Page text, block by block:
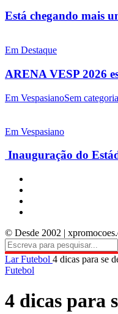
Está chegando mais
Em Destaque
ARENA VESP 2026
Em VespasianoSem categoria
Em Vespasiano
Inauguração do
© Desde 2002 |
LarFutebol 4 dicas para se
Futebol
4 dicas para